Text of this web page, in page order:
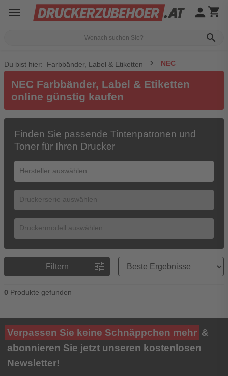
menu
search
person shopping_cart
Du bist hier: Farbbänder, Label & Etiketten NEC
NEC Farbbänder, Label & Etiketten
online günstig kaufen
Finden Sie passende Tintenpatronen und
Toner für Ihren Drucker
Filtern tune
Preisreihenfolge
0 Produkte gefunden
Verpassen Sie keine Schnäppchen mehr &
abonnieren Sie jetzt unseren kostenlosen
Newsletter!